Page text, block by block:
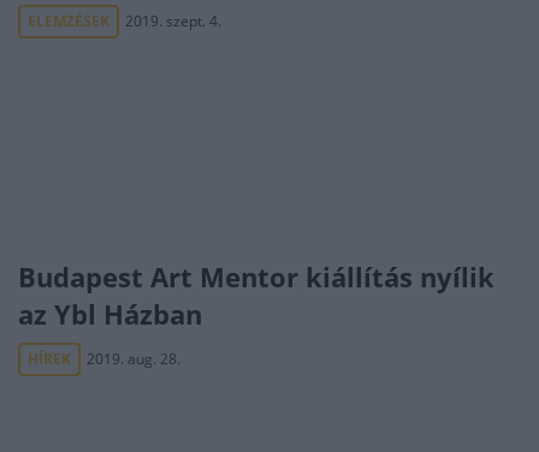
ELEMZÉSEK 2019. szept. 4.
Budapest Art Mentor kiállítás nyílik
az Ybl Házban
HÍREK 2019. aug. 28.